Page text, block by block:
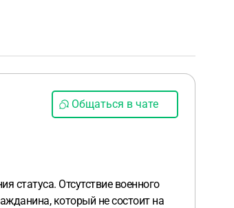
Общаться в чате
статуса. Отсутствие военного
который не состоит на